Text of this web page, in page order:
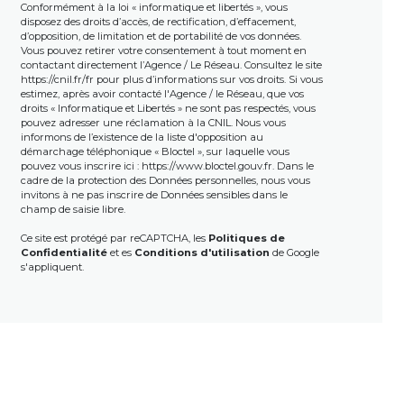
Conformément à la loi « informatique et libertés », vous
disposez des droits d’accès, de rectification, d’effacement,
d’opposition, de limitation et de portabilité de vos données.
Vous pouvez retirer votre consentement à tout moment en
contactant directement l’Agence / Le Réseau. Consultez le site
https://cnil.fr/fr pour plus d’informations sur vos droits. Si vous
estimez, après avoir contacté l'Agence / le Réseau, que vos
droits « Informatique et Libertés » ne sont pas respectés, vous
pouvez adresser une réclamation à la CNIL. Nous vous
informons de l’existence de la liste d'opposition au
démarchage téléphonique « Bloctel », sur laquelle vous
pouvez vous inscrire ici : https://www.bloctel.gouv.fr . Dans le
cadre de la protection des Données personnelles, nous vous
invitons à ne pas inscrire de Données sensibles dans le
champ de saisie libre.
Ce site est protégé par reCAPTCHA, les Politiques de
Confidentialitéet es Conditions d'utilisation de Google
s'appliquent.